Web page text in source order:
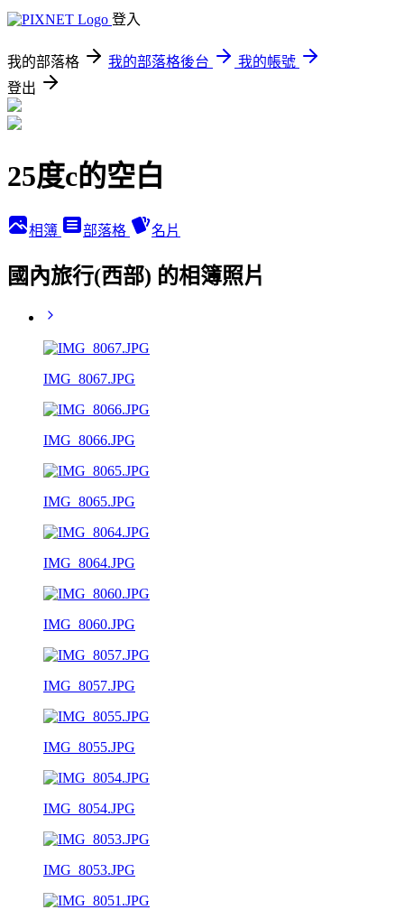
登入
我的部落格 我的部落格後台
我的帳號
登出
25度c的空白
相簿 部落格 名片
國內旅行(西部) 的相簿照片
IMG_8067.JPG
IMG_8066.JPG
IMG_8065.JPG
IMG_8064.JPG
IMG_8060.JPG
IMG_8057.JPG
IMG_8055.JPG
IMG_8054.JPG
IMG_8053.JPG